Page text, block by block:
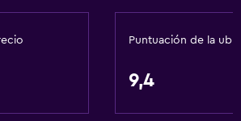
Puntuación de la
9,4